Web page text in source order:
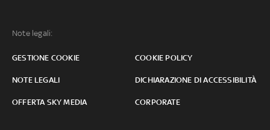
Note legali:
GESTIONE COOKIE COOKIE POLICY
NOTE LEGALI DICHIARAZIONE DI ACCESSIBILITÀ
OFFERTA SKY MEDIA CORPORATE